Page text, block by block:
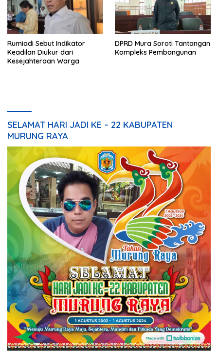
Rumiadi Sebut Indikator
Keadilan Diukur dari
Kesejahteraan Warga
DPRD Mura Soroti Tantangan
Kompleks Pembangunan
SELAMAT HARI JADI KE – 22 KABUPATEN
MURUNG RAYA